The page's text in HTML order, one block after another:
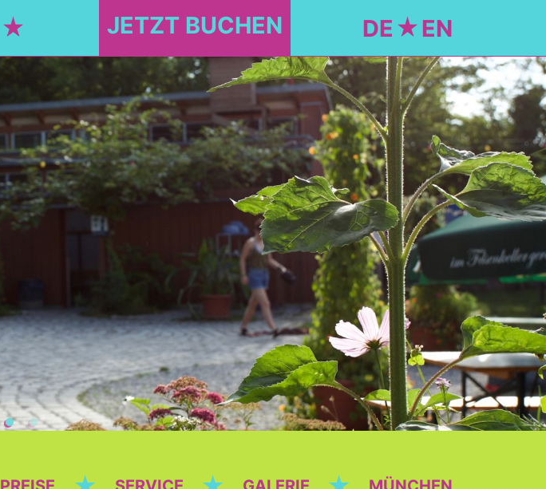
JETZT BUCHEN DE EN